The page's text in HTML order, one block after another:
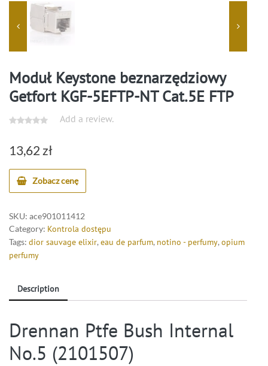
Moduł Keystone beznarzędziowy
Getfort KGF-5EFTP-NT Cat.5E FTP
Add a review.
13,62 zł
Zobacz cenę
SKU: ace901011412
Category: Kontrola dostępu
Tags: dior sauvage elixir, eau de parfum, notino - perfumy, opium
perfumy
Description
Drennan Ptfe Bush Internal
No.5 (2101507)